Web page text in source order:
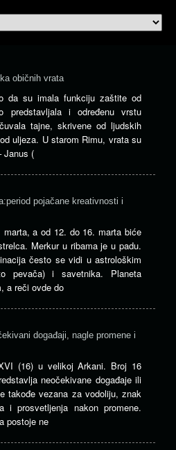
običnih vrata
da su imala funkciju zaštite od
predstavljala i određenu vrstu
tajne, skrivene od ljudskih
uljeza. U starom Rimu, vrata su
Janus (
pojačane kreativnosti i
a od 12. do 16. marta biće
Merkur u ribama je u padu.
često se vidi u astrološkim
pevača) i savetnika. Planeta
a reči ovde do
događaji, nagle promene i
(16) u velikoj Arkani. Broj 16
neočekivane događaje ili
takođe vezana za vodoliju, znak
i prosvetljenja nakon promene.
postoje ne